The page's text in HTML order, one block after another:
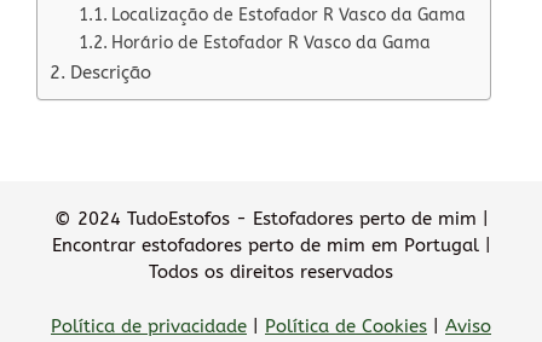
Localização de Estofador R Vasco da Gama
Horário de Estofador R Vasco da Gama
Descrição
© 2024 TudoEstofos - Estofadores perto de mim |
Encontrar estofadores perto de mim em Portugal |
Todos os direitos reservados
Política de privacidade Política de Cookies
Aviso